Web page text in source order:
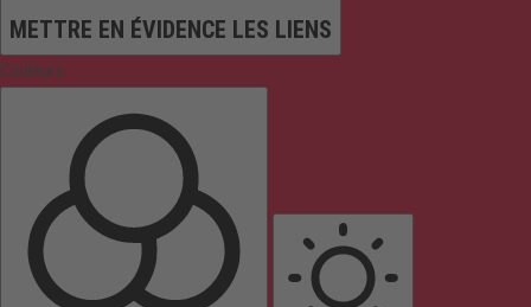
METTRE EN ÉVIDENCE LES LIENS
Couleurs